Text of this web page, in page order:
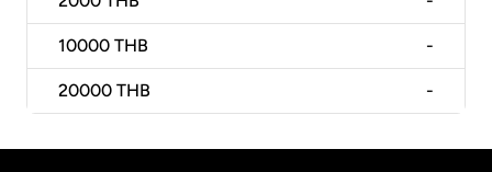
10000 THB -
20000 THB -